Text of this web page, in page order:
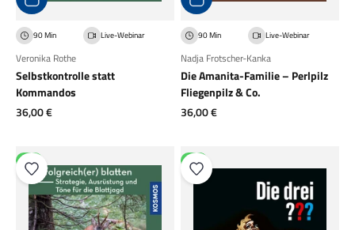
90 Min Live-Webinar
Veronika Rothe
Selbstkontrolle statt
Kommandos
Angebot
36,00 €
90 Min Live-Webinar
Nadja Frotscher-Kanka
Die Amanita-Familie – Perlpilz
Fliegenpilz & Co.
Angebot
36,00 €
NEU NEU